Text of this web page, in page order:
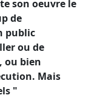
son oeuvre le
de
public
ou de
ou bien
Mais
"